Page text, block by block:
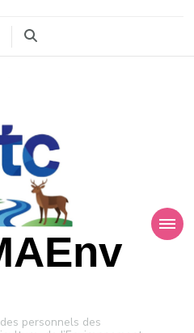
personnels des